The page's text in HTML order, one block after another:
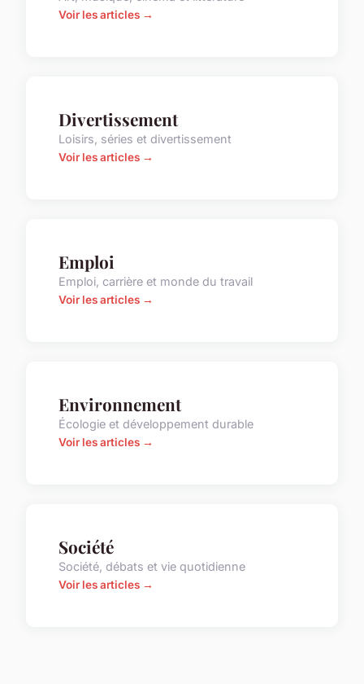
Voir les articles →
Divertissement
Loisirs, séries et divertissement
Voir les articles →
Emploi
Emploi, carrière et monde du travail
Voir les articles →
Environnement
Écologie et développement durable
Voir les articles →
Société
Société, débats et vie quotidienne
Voir les articles →